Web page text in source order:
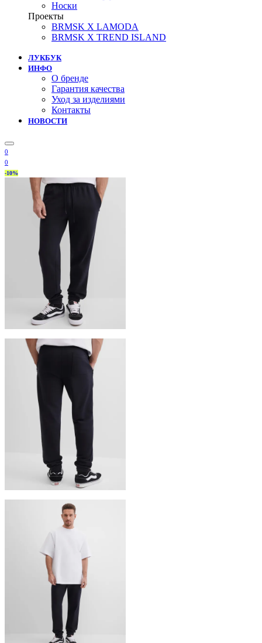
Носки
Проекты
BRMSK X LAMODA
BRMSK X TREND ISLAND
ЛУКБУК
ИНФО
О бренде
Гарантия качества
Уход за изделиями
Контакты
НОВОСТИ
0
0
-10%